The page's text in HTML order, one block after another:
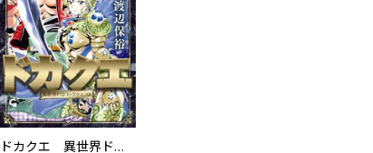
ドカクエ 異世界ドカコッククエスト